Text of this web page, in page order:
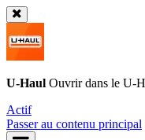
U-Haul Ouvrir dans le U-
Actif
Passer au contenu principal